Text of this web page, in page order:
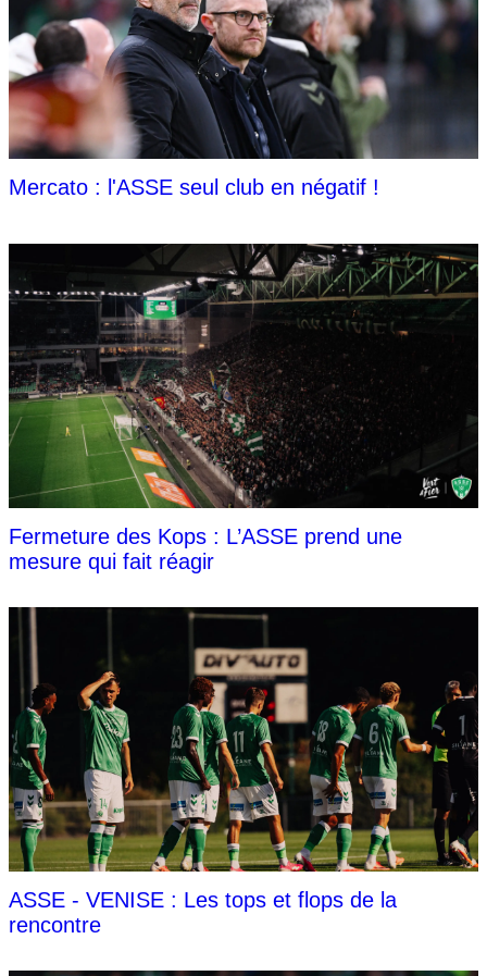
Mercato : l'ASSE seul club en négatif !
Fermeture des Kops : L’ASSE prend une
mesure qui fait réagir
ASSE - VENISE : Les tops et flops de la
rencontre